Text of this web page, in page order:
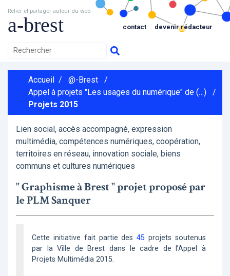
Relier et partager autour du web
a-brest contact devenir rédacteur
Accueil / @-Brest
/
Appel à projets "Les usages du numérique" de (…)
/
Projets 2015
Lien social, accès accompagné, expression
multimédia, compétences numériques, coopération,
territoires en réseau, innovation sociale, biens
communs et cultures numériques
" Graphisme à Brest " projet proposé par
le PLM Sanquer
Cette initiative fait partie des45 projets soutenus
par la Ville de Brest dans le cadre de l’Appel à
Projets Multimédia 2015.